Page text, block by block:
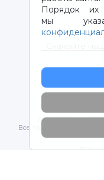
Порядок их
мы
2012-2026 © ООО
Все права защищены.
только с